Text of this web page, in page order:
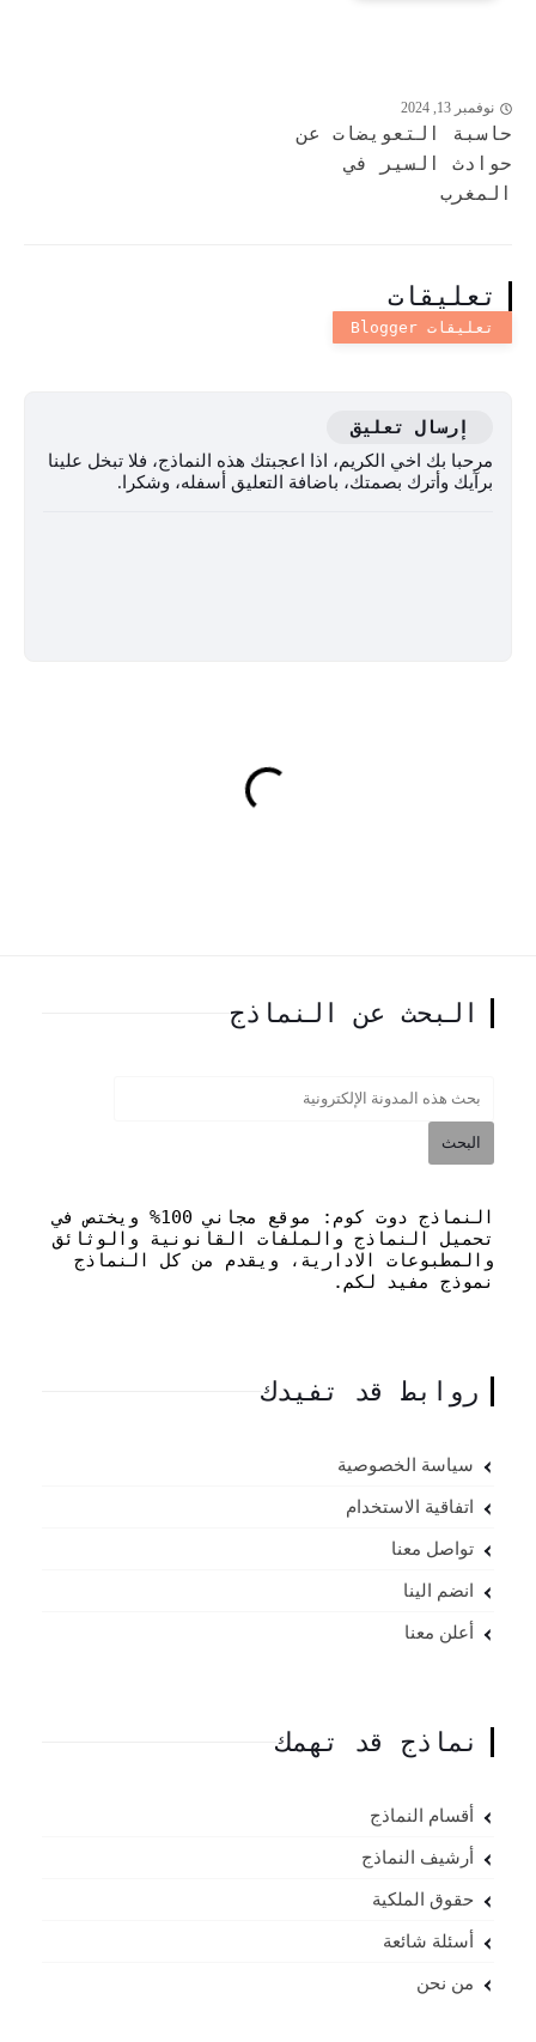
نوفمبر 13, 2024
حاسبة التعويضات عن
حوادث السير في
المغرب
تعليقات
إرسال تعليق
مرحبا بك اخي الكريم، اذا اعجبتك هذه النماذج، فلا تبخل علينا
برآيك وأترك بصمتك، باضافة التعليق أسفله، وشكرا.
البحث عن النماذج
النماذج دوت كوم: موقع مجاني 100% ويختص في
تحميل النماذج والملفات القانونية والوثائق
والمطبوعات الادارية، ويقدم من كل النماذج
نموذج مفيد لكم.
روابط قد تفيدك
سياسة الخصوصية
اتفاقية الاستخدام
تواصل معنا
انضم الينا
أعلن معنا
نماذج قد تهمك
أقسام النماذج
أرشيف النماذج
حقوق الملكية
أسئلة شائعة
من نحن